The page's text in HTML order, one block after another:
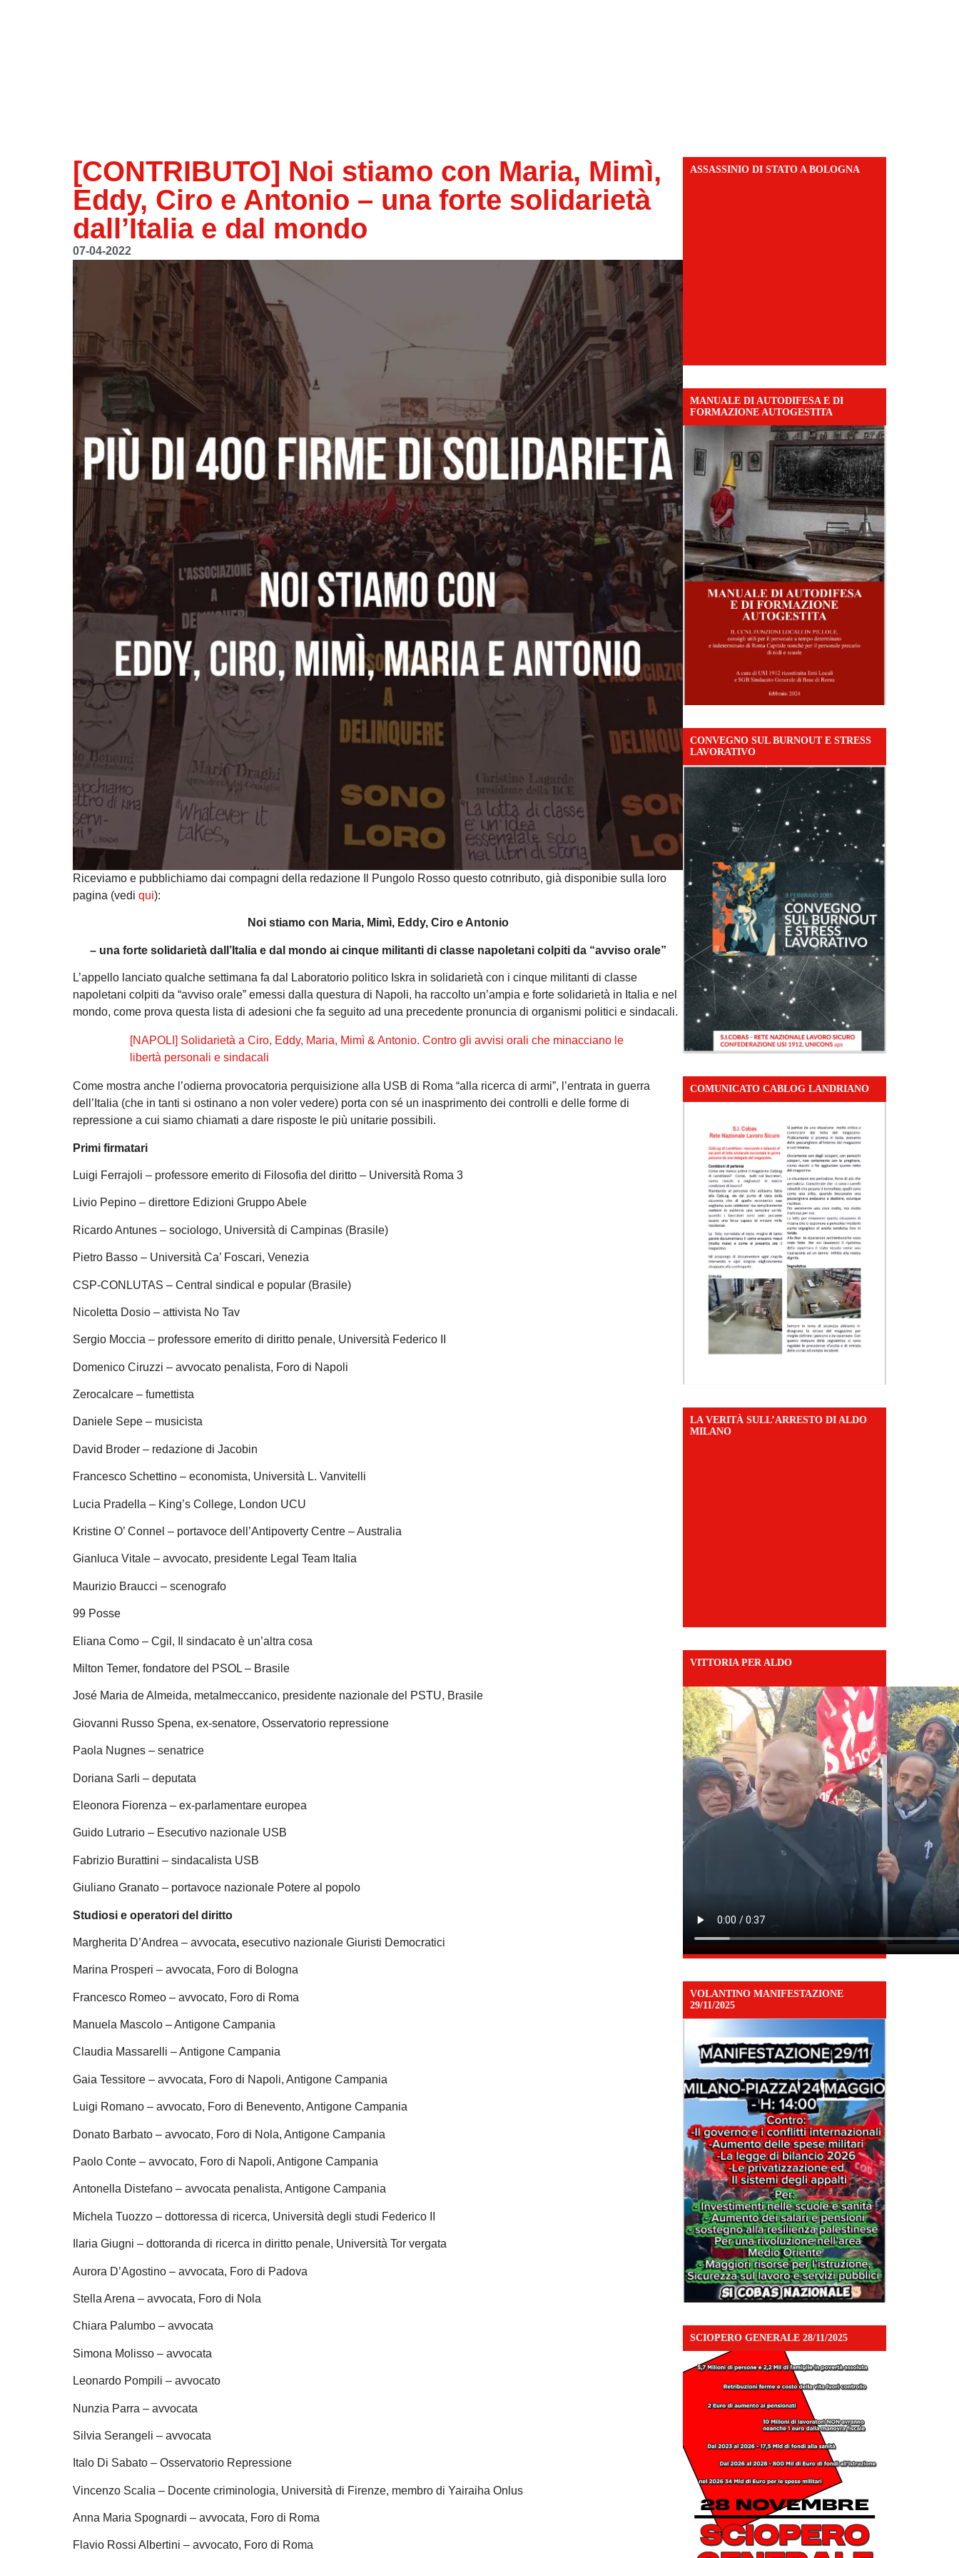
[CONTRIBUTO] Noi stiamo con Maria, Mimì,
Eddy, Ciro e Antonio – una forte solidarietà
dall’Italia e dal mondo
07-04-2022
Riceviamo e pubblichiamo dai compagni della redazione Il Pungolo Rosso questo cotnributo, già disponibie sulla loro
pagina (vedi qui):
Noi stiamo con Maria, Mimì, Eddy, Ciro e Antonio
– una forte solidarietà dall’Italia e dal mondo ai cinque militanti di classe napoletani colpiti da “avviso orale”
L’appello lanciato qualche settimana fa dal Laboratorio politico Iskra in solidarietà con i cinque militanti di classe
napoletani colpiti da “avviso orale” emessi dalla questura di Napoli, ha raccolto un’ampia e forte solidarietà in Italia e nel
mondo, come prova questa lista di adesioni che fa seguito ad una precedente pronuncia di organismi politici e sindacali.
[NAPOLI] Solidarietà a Ciro, Eddy, Maria, Mimì & Antonio. Contro gli avvisi orali che minacciano le
libertà personali e sindacali
Come mostra anche l’odierna provocatoria perquisizione alla USB di Roma “alla ricerca di armi”, l’entrata in guerra
dell’Italia (che in tanti si ostinano a non voler vedere) porta con sé un inasprimento dei controlli e delle forme di
repressione a cui siamo chiamati a dare risposte le più unitarie possibili.
Primi firmatari
Luigi Ferrajoli – professore emerito di Filosofia del diritto – Università Roma 3
Livio Pepino – direttore Edizioni Gruppo Abele
Ricardo Antunes – sociologo, Università di Campinas (Brasile)
Pietro Basso – Università Ca’ Foscari, Venezia
CSP-CONLUTAS – Central sindical e popular (Brasile)
Nicoletta Dosio – attivista No Tav
Sergio Moccia – professore emerito di diritto penale, Università Federico II
Domenico Ciruzzi – avvocato penalista, Foro di Napoli
Zerocalcare – fumettista
Daniele Sepe – musicista
David Broder – redazione di Jacobin
Francesco Schettino – economista, Università L. Vanvitelli
Lucia Pradella – King’s College, London UCU
Kristine O’ Connel – portavoce dell’Antipoverty Centre – Australia
Gianluca Vitale – avvocato, presidente Legal Team Italia
Maurizio Braucci – scenografo
99 Posse
Eliana Como – Cgil, Il sindacato è un’altra cosa
Milton Temer, fondatore del PSOL – Brasile
José Maria de Almeida, metalmeccanico, presidente nazionale del PSTU, Brasile
Giovanni Russo Spena, ex-senatore, Osservatorio repressione
Paola Nugnes – senatrice
Doriana Sarli – deputata
Eleonora Fiorenza – ex-parlamentare europea
Guido Lutrario – Esecutivo nazionale USB
Fabrizio Burattini – sindacalista USB
Giuliano Granato – portavoce nazionale Potere al popolo
Studiosi e operatori del diritto
Margherita D’Andrea – avvocata, esecutivo nazionale Giuristi Democratici
Marina Prosperi – avvocata, Foro di Bologna
Francesco Romeo – avvocato, Foro di Roma
Manuela Mascolo – Antigone Campania
Claudia Massarelli – Antigone Campania
Gaia Tessitore – avvocata, Foro di Napoli, Antigone Campania
Luigi Romano – avvocato, Foro di Benevento, Antigone Campania
Donato Barbato – avvocato, Foro di Nola, Antigone Campania
Paolo Conte – avvocato, Foro di Napoli, Antigone Campania
Antonella Distefano – avvocata penalista, Antigone Campania
Michela Tuozzo – dottoressa di ricerca, Università degli studi Federico II
Ilaria Giugni – dottoranda di ricerca in diritto penale, Università Tor vergata
Aurora D’Agostino – avvocata, Foro di Padova
Stella Arena – avvocata, Foro di Nola
Chiara Palumbo – avvocata
Simona Molisso – avvocata
Leonardo Pompili – avvocato
Nunzia Parra – avvocata
Silvia Serangeli – avvocata
Italo Di Sabato – Osservatorio Repressione
Vincenzo Scalia – Docente criminologia, Università di Firenze, membro di Yairaiha Onlus
Anna Maria Spognardi – avvocata, Foro di Roma
Flavio Rossi Albertini – avvocato, Foro di Roma
ASSASSINIO DI STATO A BOLOGNA
MANUALE DI AUTODIFESA E DI
FORMAZIONE AUTOGESTITA
CONVEGNO SUL BURNOUT E STRESS
LAVORATIVO
COMUNICATO CABLOG LANDRIANO
LA VERITÀ SULL’ARRESTO DI ALDO
MILANO
VITTORIA PER ALDO
VOLANTINO MANIFESTAZIONE
29/11/2025
SCIOPERO GENERALE 28/11/2025